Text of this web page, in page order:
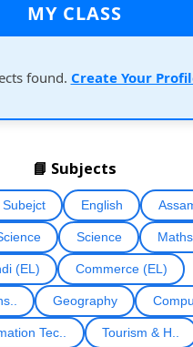
MY CLASS
found. Create Your
📘 Subjects
English
Science Maths
(EL) Commerce (EL)
Geography
Tec.. Tourism & H..